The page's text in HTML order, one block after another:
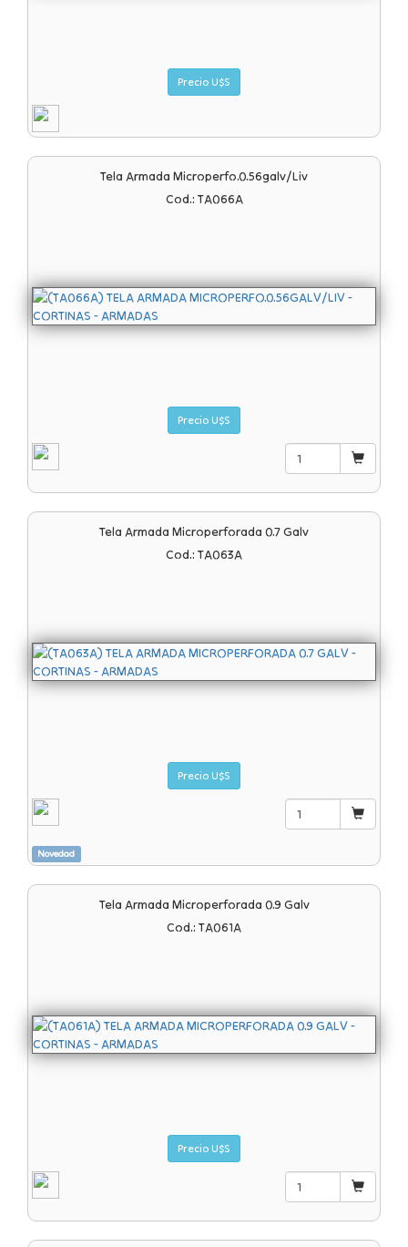
Precio U$S
Tela Armada Microperfo.0.56galv/liv
Cod.: TA066A
Precio U$S
Tela Armada Microperforada 0.7 Galv
Cod.: TA063A
Precio U$S
Novedad
Tela Armada Microperforada 0.9 Galv
Cod.: TA061A
Precio U$S